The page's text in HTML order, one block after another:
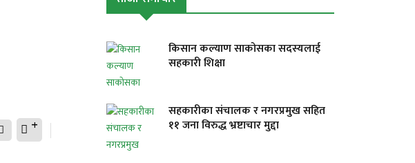
+
किसान कल्याण साकोसका सदस्यलाई
सहकारी शिक्षा
सहकारीका संचालक र नगरप्रमुख सहित
११ जना विरुद्ध भ्रष्टाचार मुद्दा